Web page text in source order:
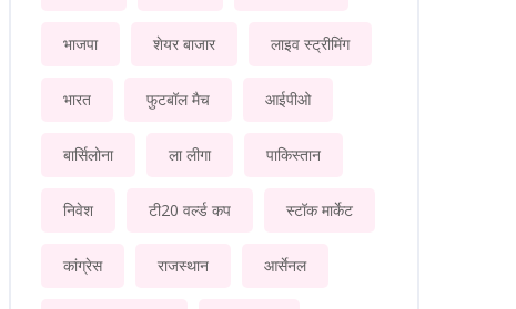
भाजपा शेयर बाजार लाइव स्ट्रीमिंग
भारत फुटबॉल मैच आईपीओ
बार्सिलोना ला लीगा पाकिस्तान
निवेश टी20 वर्ल्ड कप स्टॉक मार्केट
कांग्रेस राजस्थान आर्सेनल